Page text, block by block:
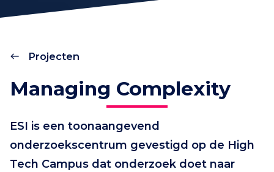
Projecten
Managing Complexity
ESI is een toonaangevend
onderzoekscentrum gevestigd op de High
Tech Campus dat onderzoek doet naar